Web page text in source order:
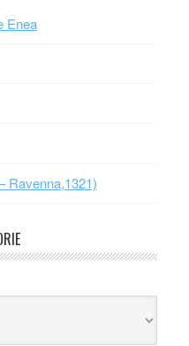
Enea
Ravenna,1321)